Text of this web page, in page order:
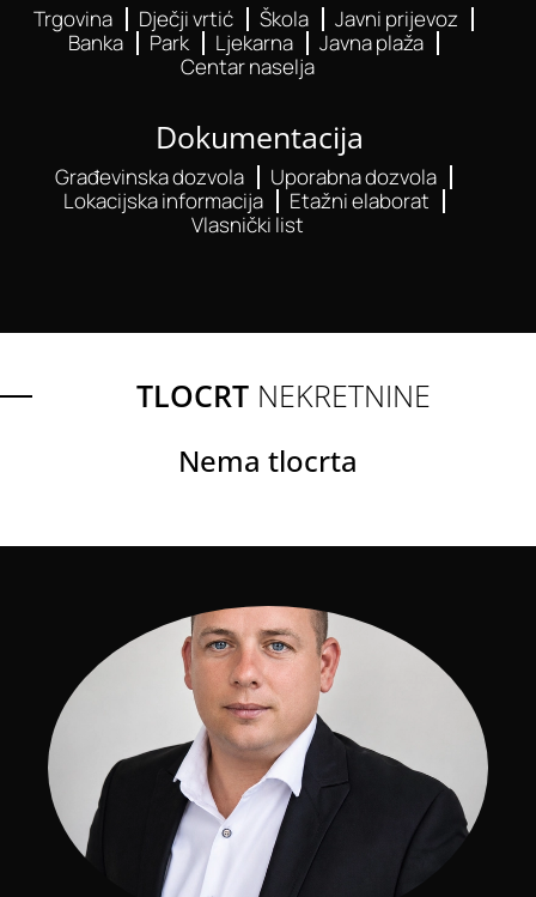
Trgovina Dječji vrtić Škola
Javni prijevoz
Banka
Park Ljekarna
Javna plaža
Centar naselja
Dokumentacija
Građevinska dozvola
Uporabna dozvola
Lokacijska informacija
Etažni elaborat
Vlasnički list
TLOCRT NEKRETNINE
Nema tlocrta